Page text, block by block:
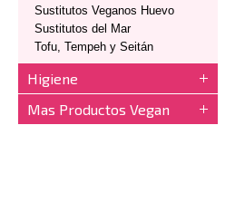
Sustitutos Veganos Huevo
Sustitutos del Mar
Tofu, Tempeh y Seitán
Higiene
Mas Productos Vegan